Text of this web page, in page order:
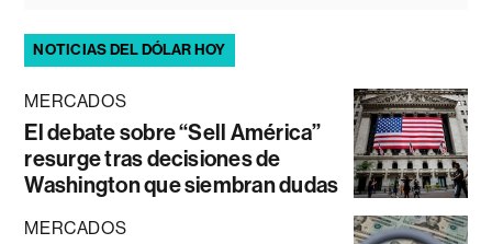
NOTICIAS DEL DÓLAR HOY
MERCADOS
El debate sobre “Sell América”
resurge tras decisiones de
Washington que siembran dudas
MERCADOS